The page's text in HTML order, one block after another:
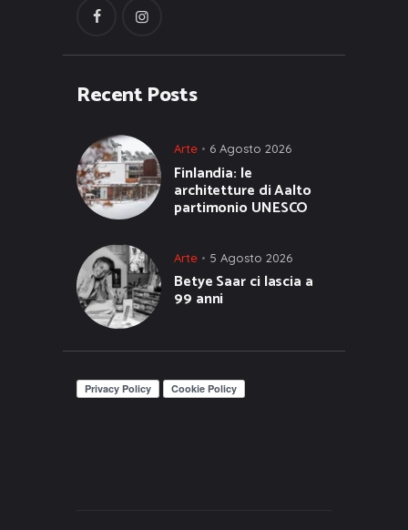
Recent Posts
Arte 6 Agosto 2026
Finlandia: le
architetture di Aalto
partimonio UNESCO
Arte 5 Agosto 2026
Betye Saar ci lascia a
99 anni